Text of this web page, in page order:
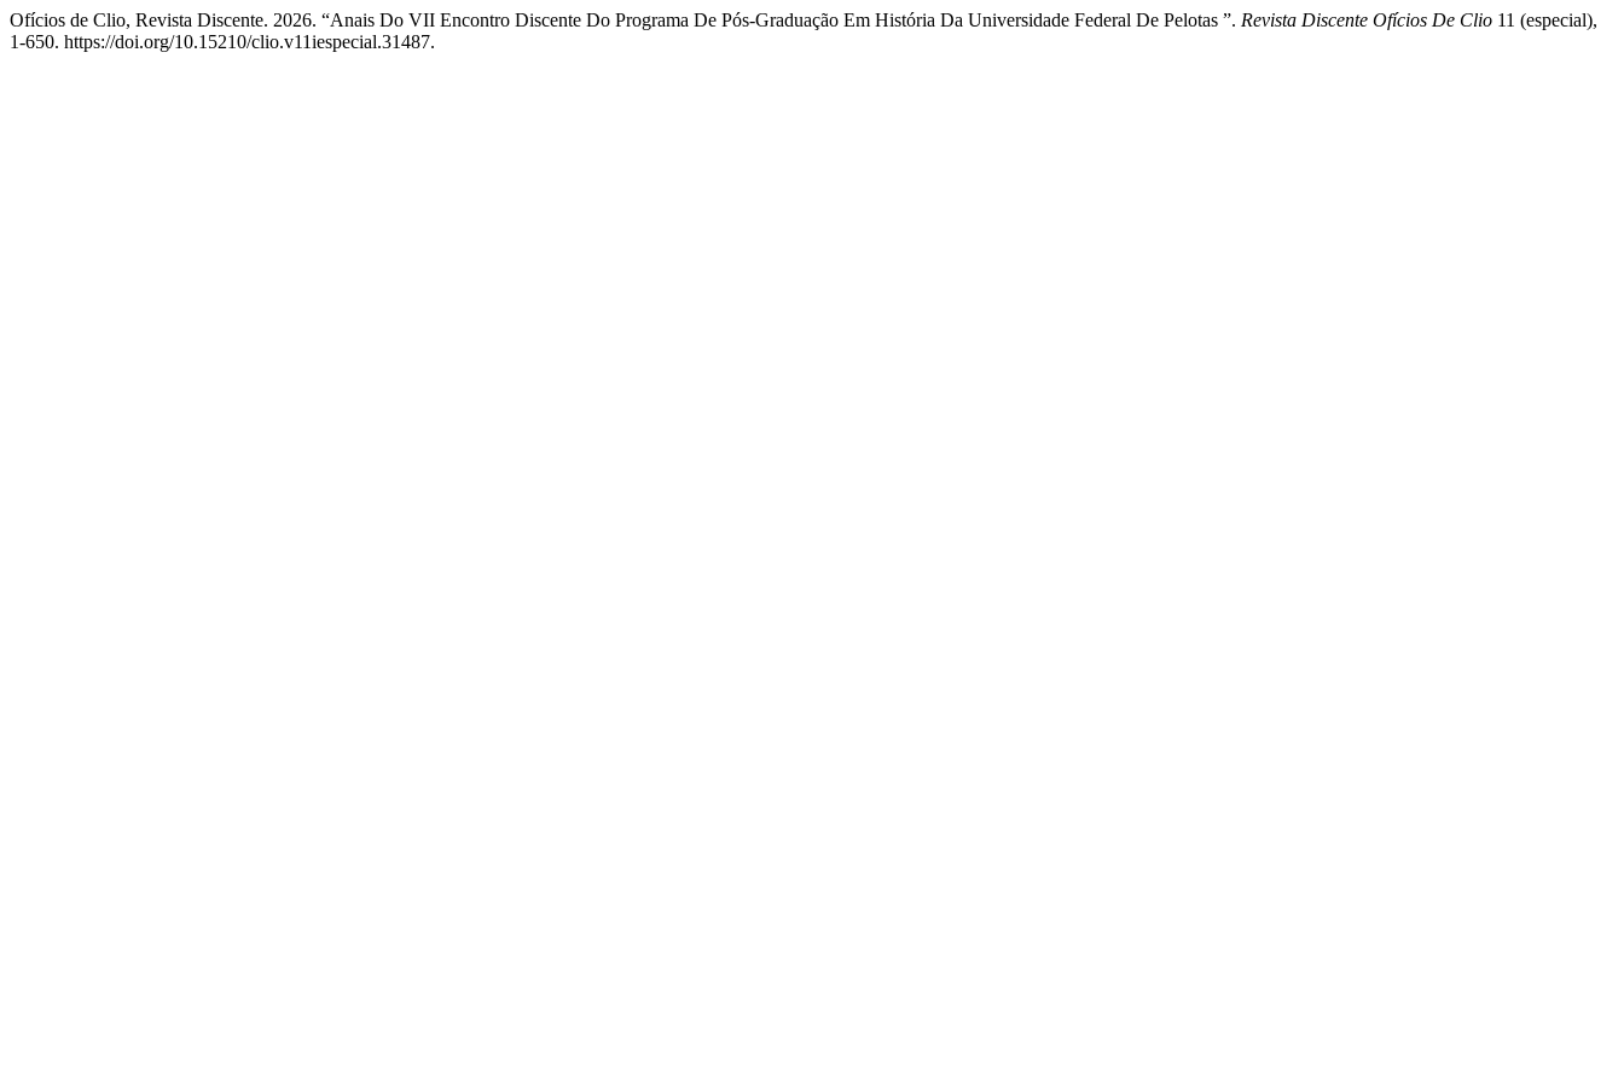
Ofícios de Clio, Revista Discente. 2026. “Anais Do VII Encontro Discente Do Programa De Pós-Graduação Em História Da Universidade Federal De Pelotas ”. Revista Discente Ofícios De Clio 11 (especial),
1-650. https://doi.org/10.15210/clio.v11iespecial.31487.